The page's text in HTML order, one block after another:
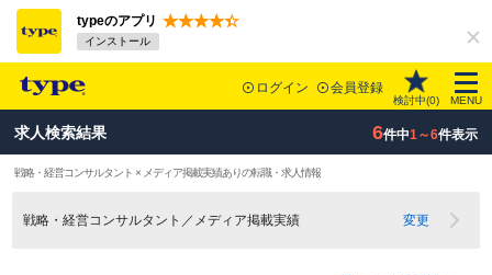
typeのアプリ
インストール
ログイン 会員登録
検討中(0) MENU
求人検索結果 6件中1～6件表示
戦略・経営コンサルタント × メディア掲載実績ありの転職・求人情報
戦略・経営コンサルタント／メディア掲載実績 変更